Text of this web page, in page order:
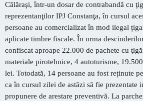
Destinația Mamaia-Constanța
litoralului
Inaugurarea Centrului de îngrijire a
afecțiuni Alzheimer – UAMS Agigea
Luna august transformă Constanța
capitala verii din România
Călăraşi, într-un dosar de contrabandă cu
reprezentanţilor IPJ Constanţa, în cursul
persoane au comercializat în mod ilegal
aplicate timbre fiscale. În urma
confiscat aproape 22.000 de pachete cu
materiale pirotehnice, 4 autoturisme,
lei. Totodată, 14 persoane au fost reținute
ca în cursul zilei de astăzi să fie prezentate
propunere de arestare preventivă. La